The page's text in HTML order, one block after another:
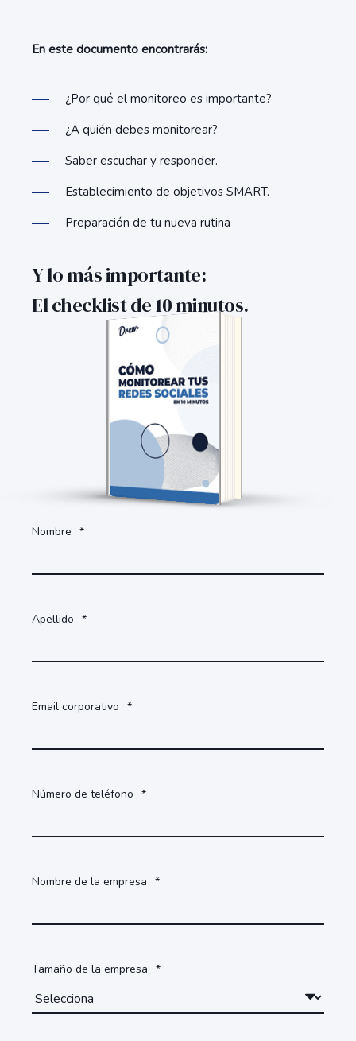
En este documento encontrarás:
¿Por qué el monitoreo es importante?
¿A quién debes monitorear?
Saber escuchar y responder.
Establecimiento de objetivos SMART.
Preparación de tu nueva rutina
Y lo más importante:
El checklist de 10 minutos.
Accede al documento
completando el formulario.
Nombre *
Apellido *
Email corporativo *
Número de teléfono *
Nombre de la empresa *
Tamaño de la empresa *